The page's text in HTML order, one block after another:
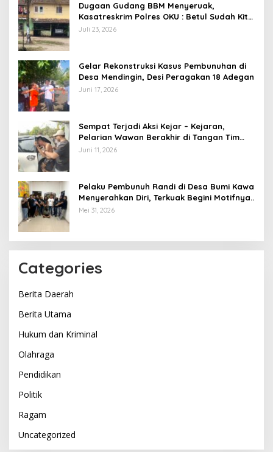
Dugaan Gudang BBM Menyeruak,
Kasatreskrim Polres OKU : Betul Sudah Kita
Pasang Police Line
Juli 23, 2026
Gelar Rekonstruksi Kasus Pembunuhan di
Desa Mendingin, Desi Peragakan 18 Adegan
Juni 17, 2026
Sempat Terjadi Aksi Kejar – Kejaran,
Pelarian Wawan Berakhir di Tangan Tim
Opsnal Polsek Lubuk Batang, Kaki
Juni 11, 2026
Pelaku Pembunuh Randi di Desa Bumi Kawa
Menyerahkan Diri, Terkuak Begini Motifnya..
Mei 31, 2026
Categories
Berita Daerah
Berita Utama
Hukum dan Kriminal
Olahraga
Pendidikan
Politik
Ragam
Uncategorized